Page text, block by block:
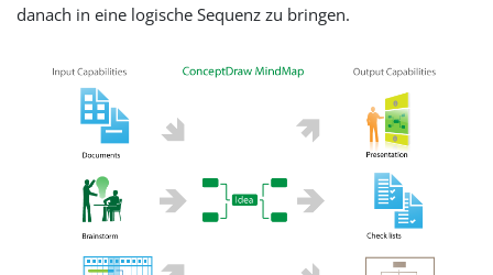
danach in eine logische Sequenz zu bringen.